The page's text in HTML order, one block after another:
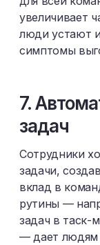
увеличивает
люди устают
симптомы
7.
задач
Сотрудники
задачи,
вклад в
рутины —
задач в таск-
— дает людям